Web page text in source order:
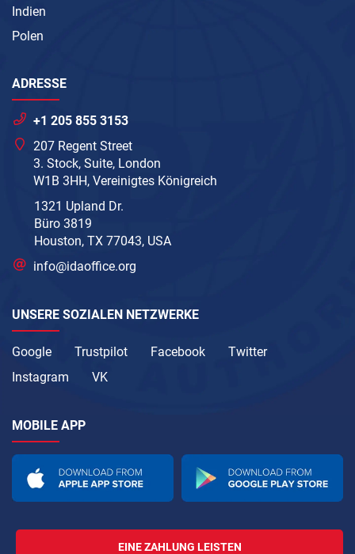
Indien
Polen
ADRESSE
+1 205 855 3153
207 Regent Street
3. Stock, Suite, London
W1B 3HH, Vereinigtes Königreich
1321 Upland Dr.
Büro 3819
Houston, TX 77043, USA
info@idaoffice.org
UNSERE SOZIALEN NETZWERKE
Google Trustpilot Facebook
Twitter
Instagram
VK
MOBILE APP
EINE ZAHLUNG LEISTEN